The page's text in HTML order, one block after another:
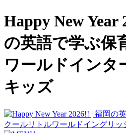
Happy New Year
の英語で学ぶ
ワールドインタ
キッズ